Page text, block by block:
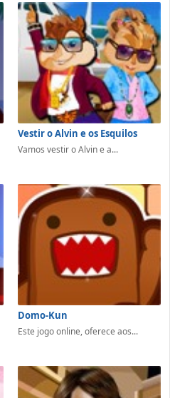
Vestir o Alvin e os Esquilos
Vamos vestir o Alvin e a...
Domo-Kun
Este jogo online, oferece aos...